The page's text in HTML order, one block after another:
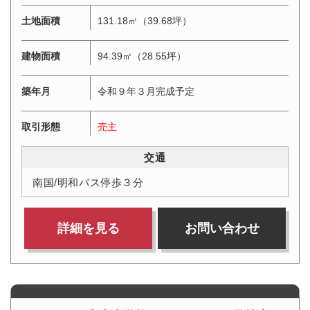
土地面積 131.18㎡（39.68坪）
建物面積 94.39㎡（28.55坪）
築年月 令和９年３月完成予定
取引形態 売主
交通
南国/明和バス停歩３分
詳細を見る お問い合わせ